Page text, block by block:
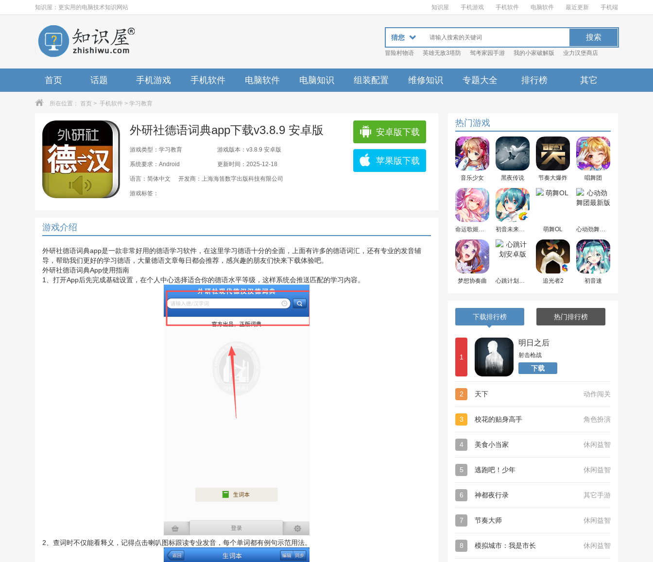
知识屋：更实用的电脑技术知识网站 知识屋 手机游戏 手机软件 电脑软件 最近更新 手机端
猜您
冒险村物语 英雄无敌3塔防 驾考家园手游 我的小家破解版 业力汉堡商店
首页 话题 手机游戏 手机软件 电脑软件 电脑知识 组装配置 维修知识 专题大全 排行榜 其它
所在位置： 首页 > 手机软件 > 学习教育
外研社德语词典app下载v3.8.9 安卓版
游戏类型：学习教育 游戏版本：v3.8.9 安卓版
系统要求：Android 更新时间：2025-12-18
语言：简体中文 开发商：上海海笛数字出版科技有限公司
游戏标签：
安卓版下载
苹果版下载
游戏介绍
外研社德语词典app是一款非常好用的德语学习软件，在这里学习德语十分的全面，上面有许多的德语词汇，还有专业的发音辅
导，帮助我们更好的学习德语，大量德语文章每日都会推荐，感兴趣的朋友们快来下载体验吧。
外研社德语词典App使用指南
1、打开App后先完成基础设置，在个人中心选择适合你的德语水平等级，这样系统会推送匹配的学习内容。
2、查词时不仅能看释义，记得点击喇叭图标跟读专业发音，每个单词都有例句示范用法。
热门游戏
音乐少女 黑夜传说 节奏大爆炸 唱舞团
命运歌姬安卓版 初音未来梦幻歌姬 萌舞OL 心动劲舞团最新版
梦想协奏曲 心跳计划安卓版 追光者2 初音速
下载排行榜 热门排行榜
1
明日之后
射击枪战
下载
2 天下 动作闯关
3 校花的贴身高手 角色扮演
4 美食小当家 休闲益智
5 逃跑吧！少年 休闲益智
6 神都夜行录 其它手游
7 节奏大师 休闲益智
8 模拟城市：我是市长 休闲益智